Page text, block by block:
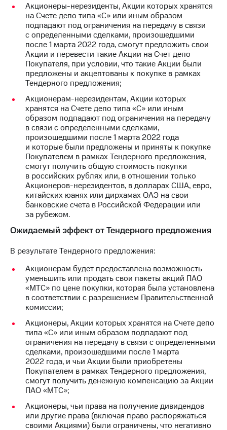
Акционеры-нерезиденты, Акции которых хранятся
на Счете депо типа «С» или иным образом
подпадают под ограничения на передачу в связи
с определенными сделками, произошедшими
после 1 марта 2022 года, смогут предложить свои
Акции и перевести такие Акции на Счет депо
Покупателя, при условии, что такие Акции были
предложены и акцептованы к покупке в рамках
Тендерного предложения;
Акционерам-нерезидентам, Акции которых
хранятся на Счете депо типа «С» или иным
образом подпадают под ограничения на передачу
в связи с определенными сделками,
произошедшими после 1 марта 2022 года
и которые были предложены и приняты к покупке
Покупателем в рамках Тендерного предложения,
смогут получить общую стоимость покупки
в российских рублях или, в отношении только
Акционеров-нерезидентов, в долларах США, евро,
китайских юанях или дирхамах ОАЭ на свои
банковские счета в Российской Федерации или
за рубежом.
Ожидаемый эффект от Тендерного предложения
В результате Тендерного предложения:
Акционерам будет предоставлена возможность
уменьшить или продать свои пакеты акций ПАО
«МТС» по цене покупки, которая была установлена
в соответствии с разрешением Правительственной
комиссии;
Акционеры, Акции которых хранятся на Счете депо
типа «С» или иным образом подпадают под
ограничения на передачу в связи с определенными
сделками, произошедшими после 1 марта
2022 года, и чьи Акции были приобретены
Покупателем в рамках Тендерного предложения,
смогут получить денежную компенсацию за Акции
ПАО «МТС»;
Акционеры, чьи права на получение дивидендов
или другие права (включая право распоряжаться
своими Акциями) были ограничены, что негативно